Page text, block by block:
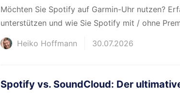
Möchten Sie Spotify auf Garmin-Uhr nutzen?
unterstützen und wie Sie Spotify mit / ohne
Heiko Hoffmann 30.07.2026
Spotify vs. SoundCloud: Der